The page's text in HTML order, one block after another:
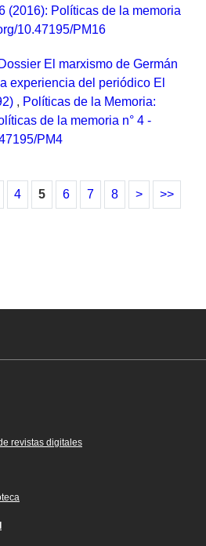
(2016): Políticas de la memoria
10.47195/PM16
Dossier El marxismo de Germán
experiencia del periódico El
, Políticas de la Memoria:
de la memoria n° 4 -
PM4
4 5 6 7 8 > >>
revistas digitales